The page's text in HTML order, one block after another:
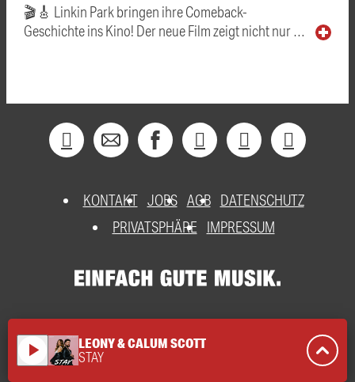
🎬🎸 Linkin Park bringen ihre Comeback-
Geschichte ins Kino! Der neue Film zeigt nicht nur …
KONTAKT JOBS AGB DATENSCHUTZ
PRIVATSPHÄRE
IMPRESSUM
play_arrow LEONY & CALUM SCOTT
STAY